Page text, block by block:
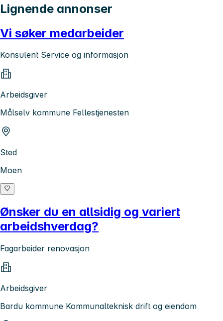
Lignende annonser
Vi søker medarbeider
Konsulent Service og informasjon
Arbeidsgiver
Målselv kommune Fellestjenesten
Sted
Moen
Ønsker du en allsidig og variert
arbeidshverdag?
Fagarbeider renovasjon
Arbeidsgiver
Bardu kommune Kommunalteknisk drift og eiendom